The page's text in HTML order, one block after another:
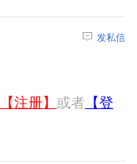
发私信
【注册】 或者 【登